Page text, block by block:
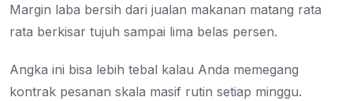
Margin laba bersih dari jualan makanan matang rata
rata berkisar tujuh sampai lima belas persen.
Angka ini bisa lebih tebal kalau Anda memegang
kontrak pesanan skala masif rutin setiap minggu.